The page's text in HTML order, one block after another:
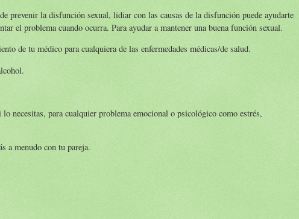
prevenir la disfunción sexual, lidiar con las causas de la disfunción puede ayudarte
el problema cuando ocurra. Para ayudar a mantener una buena función sexual.
de tu médico para cualquiera de las enfermedades médicas/de salud.
necesitas, para cualquier problema emocional o psicológico como estrés,
a menudo con tu pareja.